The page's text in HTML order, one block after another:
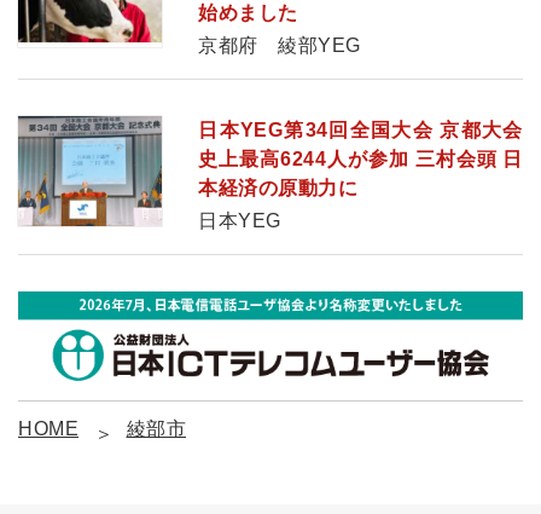
始めました
京都府 綾部YEG
日本YEG第34回全国大会 京都大会
史上最高6244人が参加 三村会頭 日
本経済の原動力に
日本YEG
HOME 綾部市